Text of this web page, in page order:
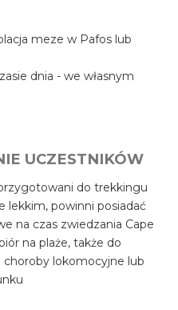
meze w Pafos lub
dnia - we własnym
UCZESTNIKÓW
do trekkingu
lekkim, powinni posiadać
na czas zwiedzania Cape
na plaże, także do
choroby lokomocyjne lub